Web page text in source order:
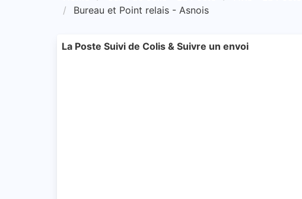
Bureau et Point relais - Asnois
La Poste Suivi de Colis & Suivre un envoi